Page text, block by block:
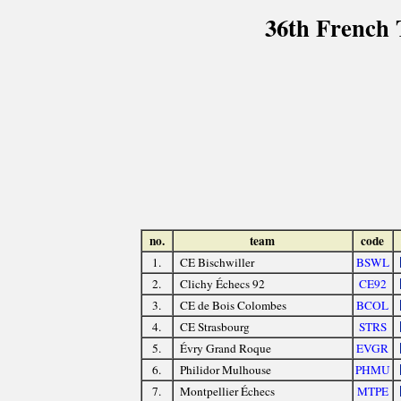
36th French
no. team code
1. CE Bischwiller BSWL
2.
Clichy Échecs 92 CE92
3.
CE de Bois Colombes BCOL
4.
CE Strasbourg STRS
5.
Évry Grand Roque EVGR
6.
Philidor Mulhouse PHMU
7.
Montpellier Échecs MTPE